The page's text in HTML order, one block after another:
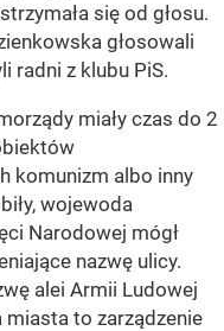
się od głosu.
głosowali
radni z klubu PiS.
miały czas do 2
komunizm albo inny
wojewoda
Narodowej mógł
nazwę ulicy.
alei Armii Ludowej
miasta to zarządzenie